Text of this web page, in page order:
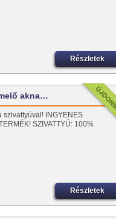
Részletek
akna…
szivattyúval! INGYENES
SZIVATTYÚ: 100%
Részletek